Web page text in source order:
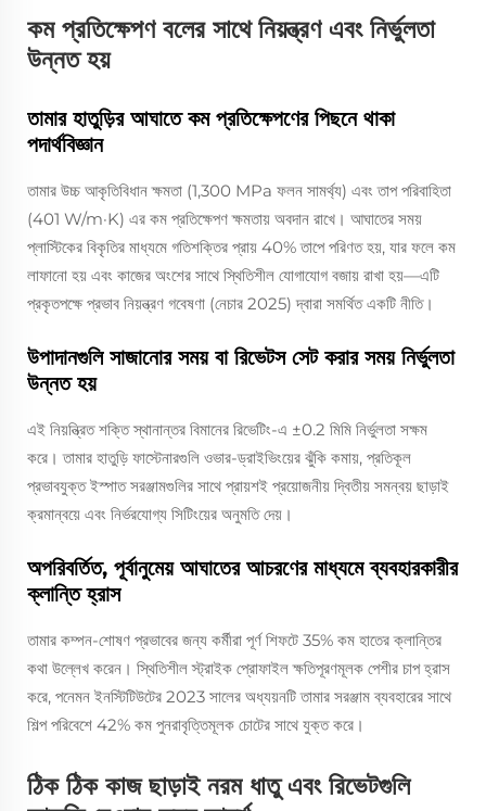
কম প্রতিক্ষেপণ বলের সাথে নিয়ন্ত্রণ এবং নির্ভুলতা
উন্নত হয়
তামার হাতুড়ির আঘাতে কম প্রতিক্ষেপণের পিছনে থাকা
পদার্থবিজ্ঞান
তামার উচ্চ আকৃতিবিধান ক্ষমতা (1,300 MPa ফলন সামর্থ্য) এবং তাপ পরিবাহিতা
(401 W/m·K) এর কম প্রতিক্ষেপণ ক্ষমতায় অবদান রাখে। আঘাতের সময়
প্লাস্টিকের বিকৃতির মাধ্যমে গতিশক্তির প্রায় 40% তাপে পরিণত হয়, যার ফলে কম
লাফানো হয় এবং কাজের অংশের সাথে স্থিতিশীল যোগাযোগ বজায় রাখা হয়—এটি
প্রকৃতপক্ষে প্রভাব নিয়ন্ত্রণ গবেষণা (নেচার 2025) দ্বারা সমর্থিত একটি নীতি।
উপাদানগুলি সাজানোর সময় বা রিভেটস সেট করার সময় নির্ভুলতা
উন্নত হয়
এই নিয়ন্ত্রিত শক্তি স্থানান্তর বিমানের রিভেটিং-এ ±0.2 মিমি নির্ভুলতা সক্ষম
করে। তামার হাতুড়ি ফাস্টেনারগুলি ওভার-ড্রাইভিংয়ের ঝুঁকি কমায়, প্রতিকূল
প্রভাবযুক্ত ইস্পাত সরঞ্জামগুলির সাথে প্রায়শই প্রয়োজনীয় দ্বিতীয় সমন্বয় ছাড়াই
ক্রমান্বয়ে এবং নির্ভরযোগ্য সিটিংয়ের অনুমতি দেয়।
অপরিবর্তিত, পূর্বানুমেয় আঘাতের আচরণের মাধ্যমে ব্যবহারকারীর
ক্লান্তি হ্রাস
তামার কম্পন-শোষণ প্রভাবের জন্য কর্মীরা পূর্ণ শিফটে 35% কম হাতের ক্লান্তির
কথা উল্লেখ করেন। স্থিতিশীল স্ট্রাইক প্রোফাইল ক্ষতিপূরণমূলক পেশীর চাপ হ্রাস
করে, পনেমন ইনস্টিটিউটের 2023 সালের অধ্যয়নটি তামার সরঞ্জাম ব্যবহারের সাথে
শিল্প পরিবেশে 42% কম পুনরাবৃত্তিমূলক চোটের সাথে যুক্ত করে।
ঠিক ঠিক কাজ ছাড়াই নরম ধাতু এবং রিভেটগুলি